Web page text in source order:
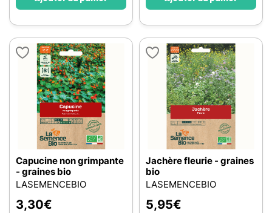
Capucine non grimpante
- graines bio
LASEMENCEBIO
3,30€
Jachère fleurie - graines
bio
LASEMENCEBIO
5,95€